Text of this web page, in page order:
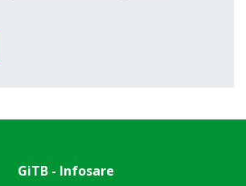
GiTB - Infosare